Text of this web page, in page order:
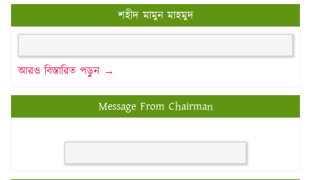
শহীদ মামুন মাহমুদ
আরও বিস্তারিত পড়ুন →
Message From Chairman